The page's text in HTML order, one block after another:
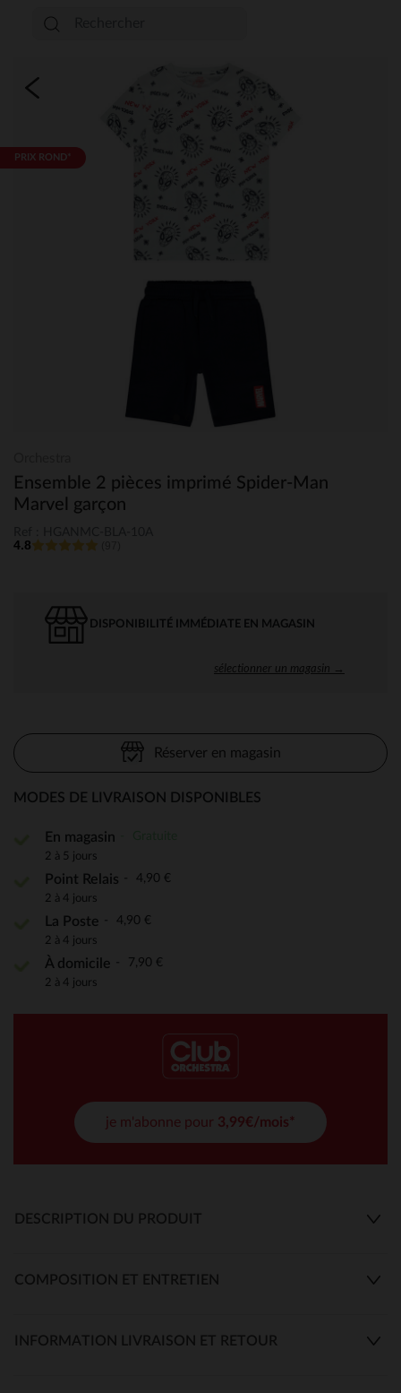
PRIX ROND*
Ensemble 2 pièces imprimé Spider-Man
Marvel garçon
4.8
DISPONIBILITÉ IMMÉDIATE EN MAGASIN
sélectionner un magasin →
Réserver en magasin
MODES DE LIVRAISON DISPONIBLES
En magasin
2 à 5 jours
Point Relais 4,90 €
2 à 4 jours
La Poste 4,90 €
2 à 4 jours
À domicile 7,90 €
2 à 4 jours
je m'abonne pour 3,99€/mois*
DESCRIPTION DU PRODUIT
COMPOSITION ET ENTRETIEN
INFORMATION LIVRAISON ET RETOUR